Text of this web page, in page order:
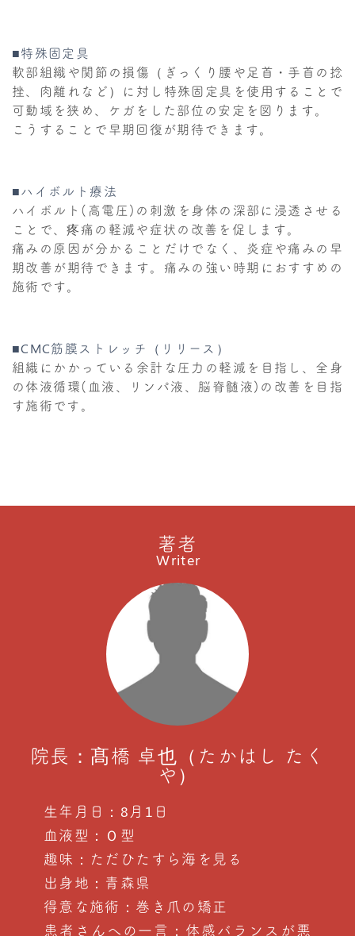
■特殊固定具
軟部組織や関節の損傷（ぎっくり腰や足首・手首の捻
挫、肉離れなど）に対し特殊固定具を使用することで
可動域を狭め、ケガをした部位の安定を図ります。
こうすることで早期回復が期待できます。
■ハイボルト療法
ハイボルト(高電圧)の刺激を身体の深部に浸透させる
ことで、疼痛の軽減や症状の改善を促します。
痛みの原因が分かることだけでなく、炎症や痛みの早
期改善が期待できます。痛みの強い時期におすすめの
施術です。
■CMC筋膜ストレッチ（リリース）
組織にかかっている余計な圧力の軽減を目指し、全身
の体液循環(血液、リンパ液、脳脊髄液)の改善を目指
す施術です。
著者
Writer
院長：髙橋 卓也（たかはし たく
や）
生年月日：8月1日
血液型：Ｏ型
趣味：ただひたすら海を見る
出身地：青森県
得意な施術：巻き爪の矯正
患者さんへの一言：体感バランスが悪